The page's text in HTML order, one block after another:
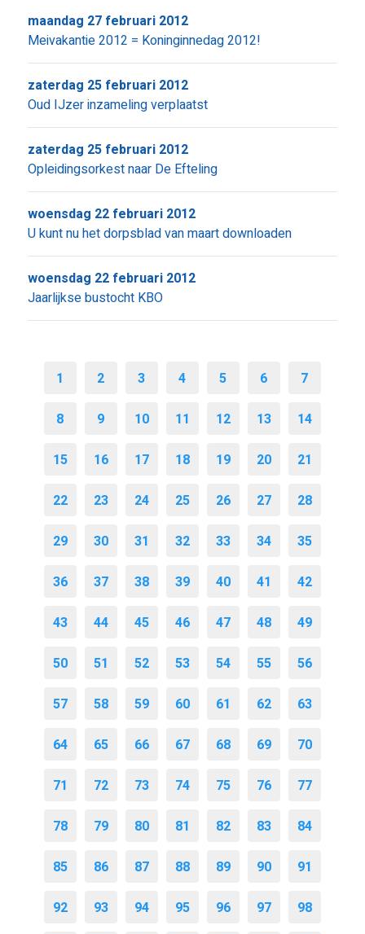
Meivakantie 2012 = Koninginnedag 2012!
maandag 27 februari 2012
Oud IJzer inzameling verplaatst
zaterdag 25 februari 2012
Opleidingsorkest naar De Efteling
zaterdag 25 februari 2012
U kunt nu het dorpsblad van maart downloaden
woensdag 22 februari 2012
Jaarlijkse bustocht KBO
woensdag 22 februari 2012
1 2 3 4 5 6 7
8 9 10 11 12 13 14
15 16 17 18 19 20 21
22 23 24 25 26 27 28
29 30 31 32 33 34 35
36 37 38 39 40 41 42
43 44 45 46 47 48 49
50 51 52 53 54 55 56
57 58 59 60 61 62 63
64 65 66 67 68 69 70
71 72 73 74 75 76 77
78 79 80 81 82 83 84
85 86 87 88 89 90 91
92 93 94 95 96 97 98